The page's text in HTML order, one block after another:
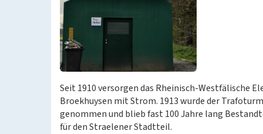
Seit 1910 versorgen das Rheinisch-Westfälische
Broekhuysen mit Strom. 1913 wurde der
genommen und blieb fast 100 Jahre lang
für den Straelener Stadtteil.